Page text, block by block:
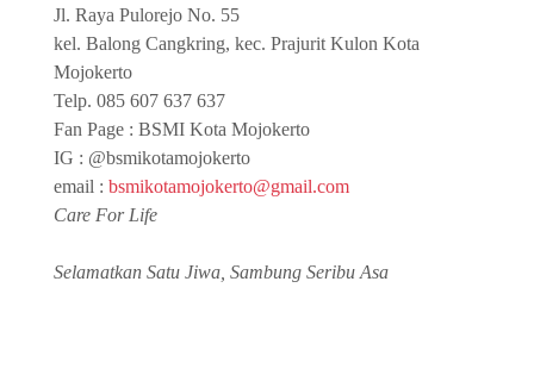
Jl. Raya Pulorejo No. 55
kel. Balong Cangkring, kec. Prajurit Kulon Kota
Mojokerto
Telp. 085 607 637 637
Fan Page : BSMI Kota Mojokerto
IG : @bsmikotamojokerto
email : bsmikotamojokerto@gmail.com
Care For Life
Selamatkan Satu Jiwa, Sambung Seribu Asa